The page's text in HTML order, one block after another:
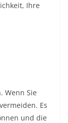
Ihre
Wenn Sie
Es
und die